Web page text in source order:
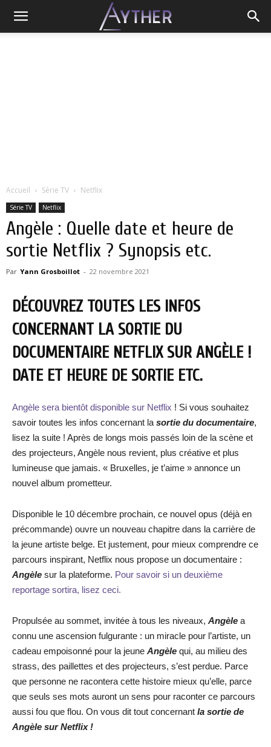
Accueil Série TV Netflix
Série TV Netflix
Angèle : Quelle date et heure de
sortie Netflix ? Synopsis etc.
Par Yann Grosboillot - 22 novembre 2021
DÉCOUVREZ TOUTES LES INFOS
CONCERNANT LA SORTIE DU
DOCUMENTAIRE NETFLIX SUR ANGÈLE !
DATE ET HEURE DE SORTIE ETC.
Angèle sera bientôt disponible sur Netflix ! Si vous souhaitez
savoir toutes les infos concernant la sortie du documentaire,
lisez la suite ! Après de longs mois passés loin de la scène et
des projecteurs, Angèle nous revient, plus créative et plus
lumineuse que jamais. « Bruxelles, je t’aime » annonce un
nouvel album prometteur.
Disponible le 10 décembre prochain, ce nouvel opus (déjà en
précommande) ouvre un nouveau chapitre dans la carrière de
la jeune artiste belge. Et justement, pour mieux comprendre ce
parcours inspirant, Netflix nous propose un documentaire :
Angèle sur la plateforme. Pour savoir si un deuxième
reportage sortira, lisez ceci.
Propulsée au sommet, invitée à tous les niveaux, Angèle a
connu une ascension fulgurante : un miracle pour l’artiste, un
cadeau empoisonné pour la jeune Angèle qui, au milieu des
strass, des paillettes et des projecteurs, s’est perdue. Parce
que personne ne racontera cette histoire mieux qu’elle, parce
que seuls ses mots auront un sens pour raconter ce parcours
aussi fou que flou. On vous dit tout concernant la sortie de
Angèle sur Netflix !